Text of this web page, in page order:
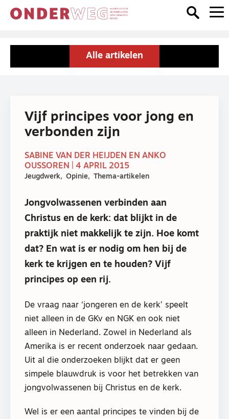
Alle artikelen
Vijf principes voor jong en
verbonden zijn
SABINE VAN DER HEIJDEN EN ANKO
OUSSOREN | 4 APRIL 2015
Jeugdwerk Opinie Thema-artikelen
Jongvolwassenen verbinden aan
Christus en de kerk: dat blijkt in de
praktijk niet makkelijk te zijn. Hoe komt
dat? En wat is er nodig om hen bij de
kerk te krijgen en te houden? Vijf
principes op een rij.
De vraag naar ‘jongeren en de kerk’ speelt
niet alleen in de GKv en NGK en ook niet
alleen in Nederland. Zowel in Nederland als
Amerika is er recent onderzoek naar gedaan.
Uit al die onderzoeken blijkt dat er geen
simpele blauwdruk is voor het betrekken van
jongvolwassenen bij Christus en de kerk.
Wel is er een aantal principes te vinden bij de